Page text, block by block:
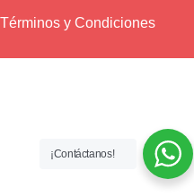
Términos y Condiciones
¡Contáctanos!